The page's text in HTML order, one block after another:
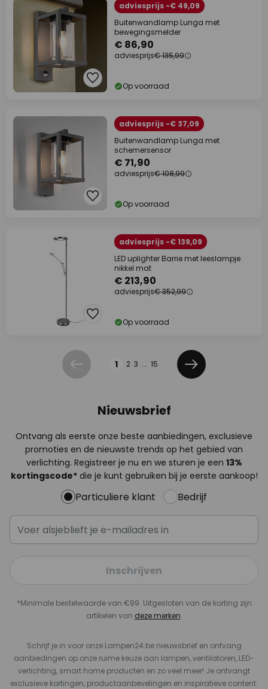
adviesprijs -€ 49,09
Buitenwandlamp Lunga met
bewegingsmelder
€ 86,90
adviesprijs€ 135,99
Op voorraad
adviesprijs -€ 37,09
Buitenwandlamp Lunga met
schemersensor
€ 71,90
adviesprijs€ 108,99
Op voorraad
adviesprijs -€ 139,09
LED uplighter Barrie met leeslampje
nikkel mat
€ 213,90
adviesprijs€ 352,99
Op voorraad
Vorige 1 2 3 ... 15
Volgende
Nieuwsbrief
Ontvang als eerste onze beste aanbiedingen, exclusieve
promoties en de nieuwste trends op het gebied van
verlichting. Registreer je nu en we sturen je een 13%
kortingscode*die je kunt gebruiken bij je eerste aankoop!
Particuliere klant Bedrijf
Inschrijven
*Minimale bestelwaarde van €99. Uitgesloten van de korting zijn
artikelen van deze merken.
Schrijf je in voor onze Lampen24.be nieuwsbrief en ontvang
aanbiedingen op onze ruime keuze aan lampen, ventilatoren, LED-
verlichting, smart home producten en zo veel meer! Je ontvangt
exclusieve kortingen, productaanbevelingen en inspiratieve content.